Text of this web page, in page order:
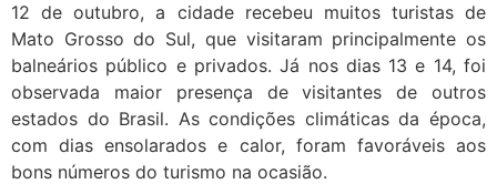
12 de outubro, a cidade recebeu muitos turistas de
Mato Grosso do Sul, que visitaram principalmente os
balneários público e privados. Já nos dias 13 e 14, foi
observada maior presença de visitantes de outros
estados do Brasil. As condições climáticas da época,
com dias ensolarados e calor, foram favoráveis aos
bons números do turismo na ocasião.